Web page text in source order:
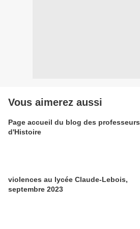
Vous aimerez aussi
Page accueil du blog des professeurs
d'Histoire
violences au lycée Claude-Lebois,
septembre 2023